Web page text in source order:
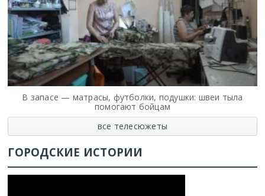
В запасе — матрасы, футболки, подушки: швеи тыла
помогают бойцам
все телесюжеты
ГОРОДСКИЕ ИСТОРИИ